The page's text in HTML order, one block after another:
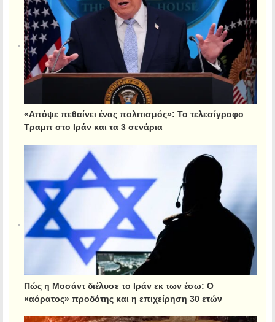
«Απόψε πεθαίνει ένας πολιτισμός»: Το τελεσίγραφο
Τραμπ στο Ιράν και τα 3 σενάρια
Πώς η Μοσάντ διέλυσε το Ιράν εκ των έσω: Ο
«αόρατος» προδότης και η επιχείρηση 30 ετών